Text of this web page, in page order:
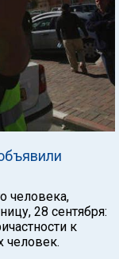
человека,
28 сентября:
к
человек.